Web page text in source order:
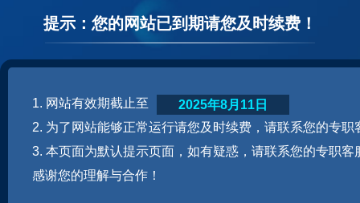
提示：您的网站已到期请您及时续费！
1. 网站有效期截止至
2. 为了网站能够正常运行请您及时续费，请联系您的专职
3. 本页面为默认提示页面，如有疑惑，请联系您的专职客
感谢您的理解与合作！
2025年8月11日